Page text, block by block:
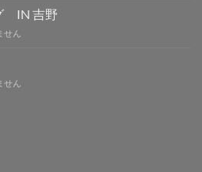
IN 吉野
ん
ん